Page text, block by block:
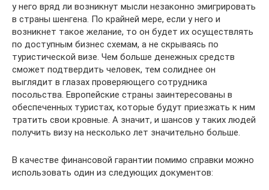
у него вряд ли возникнут мысли незаконно эмигрировать
в страны шенгена. По крайней мере, если у него и
возникнет такое желание, то он будет их осуществлять
по доступным бизнес схемам, а не скрываясь по
туристической визе. Чем больше денежных средств
сможет подтвердить человек, тем солиднее он
выглядит в глазах проверяющего сотрудника
посольства. Европейские страны заинтересованы в
обеспеченных туристах, которые будут приезжать к ним
тратить свои кровные. А значит, и шансов у таких людей
получить визу на несколько лет значительно больше.
В качестве финансовой гарантии помимо справки можно
использовать один из следующих документов: